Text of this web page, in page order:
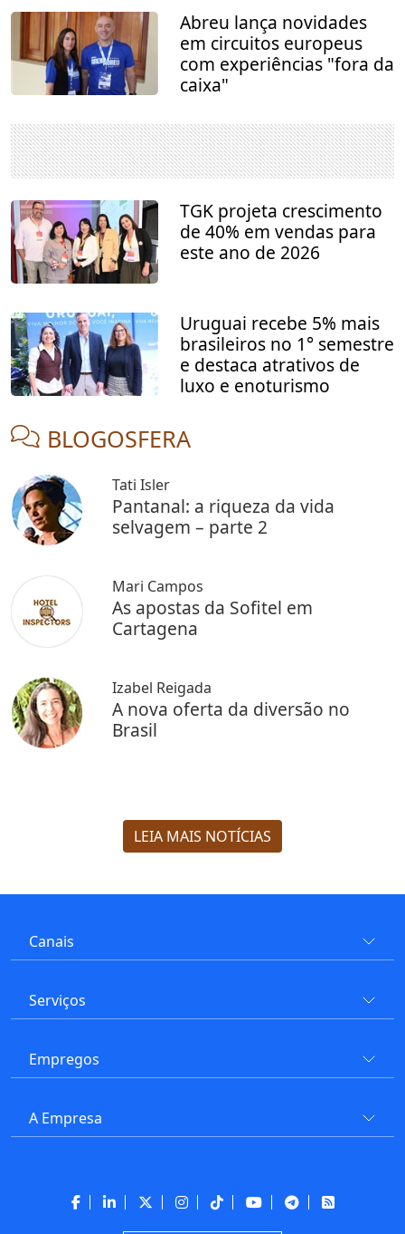
Abreu lança novidades
em circuitos europeus
com experiências "fora da
caixa"
TGK projeta crescimento
de 40% em vendas para
este ano de 2026
Uruguai recebe 5% mais
brasileiros no 1° semestre
e destaca atrativos de
luxo e enoturismo
BLOGOSFERA
Tati Isler
Pantanal: a riqueza da vida
selvagem – parte 2
Mari Campos
As apostas da Sofitel em
Cartagena
Izabel Reigada
A nova oferta da diversão no
Brasil
LEIA MAIS NOTÍCIAS
Canais
Serviços
Empregos
A Empresa